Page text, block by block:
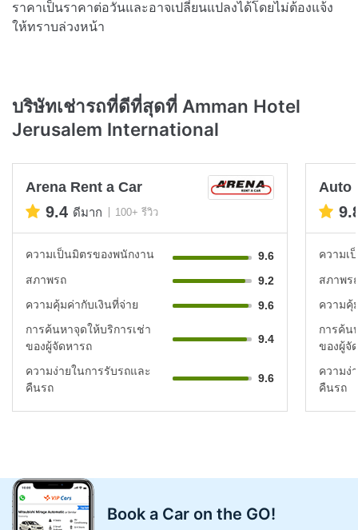
ราคาเป็นราคาต่อวันและอาจเปลี่ยนแปลงได้โดยไม่ต้องแจ้ง
ให้ทราบล่วงหน้า
บริษัทเช่ารถที่ดีที่สุดที่ Amman Hotel
Jerusalem International
Arena Rent a Car
9.4 ดีมาก 100+ รีวิว
ความเป็นมิตรของพนักงาน
9.6
สภาพรถ
9.2
ความคุ้มค่ากับเงินที่จ่าย
9.6
การค้นหาจุดให้บริการเช่า
ของผู้จัดหารถ
9.4
ความง่ายในการรับรถและ
คืนรถ
9.6
Auto
ความเ
สภาพร
ความคุ้
การค้น
ของผู้จั
ความง่
คืนรถ
Book a Car on the GO!